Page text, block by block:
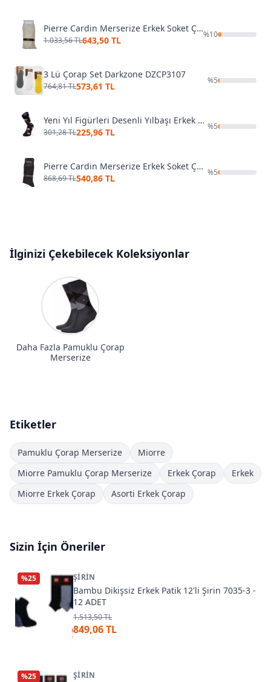
Pierre Cardin Merserize Erkek Soket Çorap Turuncu
1.033,56 TL643,50 TL
%10
3 Lü Çorap Set Darkzone DZCP3107
764,81 TL573,61 TL
%5
Yeni Yıl Figürleri Desenli Yılbaşı Erkek Çorap Darkzone DZCPNY0002
301,28 TL225,96 TL
%5
Pierre Cardin Merserize Erkek Soket Çorap Fuşya
868,69 TL540,86 TL
%5
İlginizi Çekebilecek Koleksiyonlar
Daha Fazla Pamuklu Çorap
Merserize
Etiketler
Pamuklu Çorap Merserize
Miorre
Miorre Pamuklu Çorap Merserize
Erkek Çorap
Erkek
Miorre Erkek Çorap
Asorti Erkek Çorap
Sizin İçin Öneriler
%25 ŞIRIN
Bambu Dikişsiz Erkek Patik 12'li Şirin 7035-3 -
12 ADET
1.513,50 TL
849,06 TL
%25 ŞIRIN